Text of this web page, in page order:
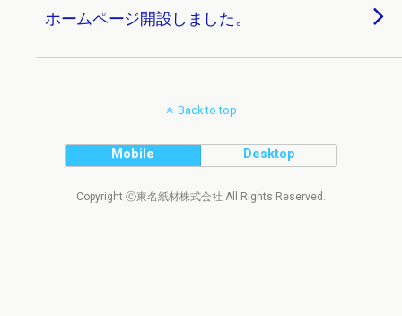
ホームページ開設しました。
Back to top
Mobile Desktop
Copyright Ⓒ東名紙材株式会社 All Rights Reserved.